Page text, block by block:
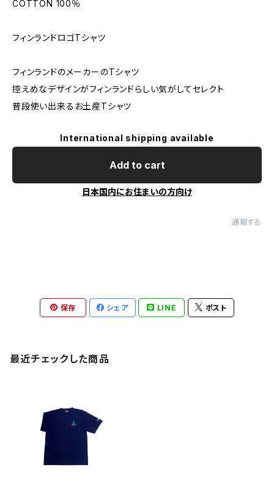
COTTON 100％
フィンランドロゴTシャツ
フィンランドのメーカーのTシャツ
控えめなデザインがフィンランドらしい気がしてセレクト
普段使い出来るお土産Tシャツ
International shipping available
Add to cart
日本国内にお住まいの方向け
通報する
保存 シェア LINE ポスト
最近チェックした商品